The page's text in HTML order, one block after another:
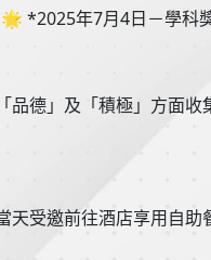
🌟 *2025年7月4日－學科
德」及「積極」方面
受邀前往酒店享用自